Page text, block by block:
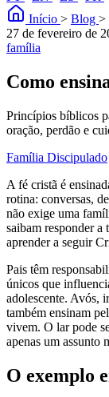
Início > Blog >
27 de fevereiro de
família
Como
Princípios bíblicos
oração, perdão e
Família Discipulado
A fé cristã é
rotina: conversas,
não exige uma
saibam responder a
aprender a seguir
Pais têm
únicos que
adolescente. Avós,
também ensinam
vivem. O lar pode
apenas um assunto
O exemplo